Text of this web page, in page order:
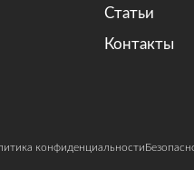
Статьи
Контакты
конфиденциальности